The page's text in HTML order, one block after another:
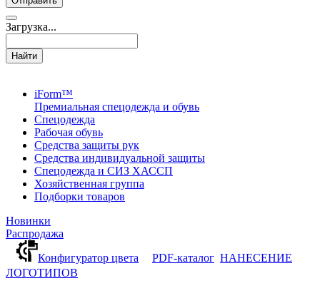
Загрузка...
Найти
iForm™
Премиальная спецодежда и обувь
Спецодежда
Рабочая обувь
Средства защиты рук
Средства индивидуальной защиты
Спецодежда и СИЗ ХАССП
Хозяйственная группа
Подборки товаров
Новинки
Распродажа
Конфигуратор цвета
PDF-каталог НАНЕСЕНИЕ
ЛОГОТИПОВ